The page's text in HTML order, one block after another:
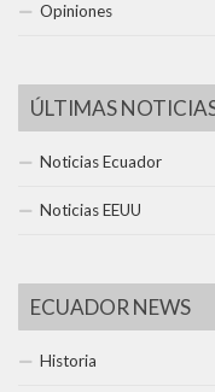
Opiniones
ÚLTIMAS
Noticias Ecuador
Noticias EEUU
ECUADOR NEWS
Historia